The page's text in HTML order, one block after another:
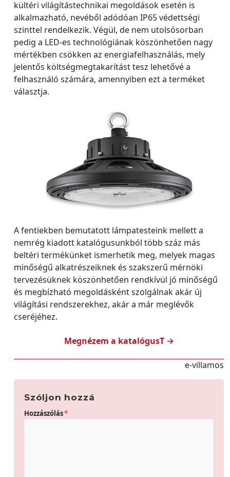
kültéri világítástechnikai megoldások esetén is
alkalmazható, nevéből adódóan IP65 védettségi
szinttel rendelkezik. Végül, de nem utolsósorban
pedig a LED-es technológiának köszönhetően nagy
mértékben csökken az energiafelhasználás, mely
jelentős költségmegtakarítást tesz lehetővé a
felhasználó számára, amennyiben ezt a terméket
választja.
A fentiekben bemutatott lámpatesteink mellett a
nemrég kiadott katalógusunkból több száz más
beltéri termékünket ismerhetik meg, melyek magas
minőségű alkatrészeiknek és szakszerű mérnöki
tervezésüknek köszönhetően rendkívül jó minőségű
és megbízható megoldásként szolgálnak akár új
világítási rendszerekhez, akár a már meglévők
cseréjéhez.
Megnézem a katalógusT →
e-villamos
Szóljon hozzá
Hozzászólás*